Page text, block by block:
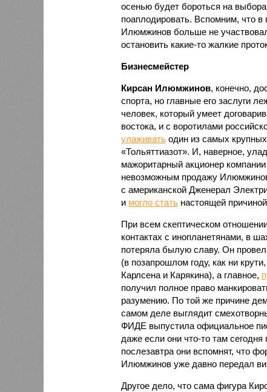
осенью будет бороться на
поаплодировать. Вспомним, что
Илюмжинов больше не
остановить какие-то жалкие
Бизнесмейстер
Кирсан Илюмжинов, конечно,
спорта, но главные его заслуги
человек, который умеет
востока, и с воротилами
улаживатьодин из самых крупных
«Тольяттиазот». И, наверное,
мажоритарный акционер компании
невозможным продажу
с американской Дженерал
и могло статьнастоящей
При всем скептическом
контактах с инопланетянами, в
потеряла былую славу. Он
(в позапрошлом году, как ни
Карлсена и Карякина), а главное,
получил полное право
разумению. По той же причине
самом деле выглядит
ФИДЕ выпустила официальное
даже если они что-то там
послезавтра они вспомнят, что
Илюмжинов уже давно передал
Другое дело, что сама фигура